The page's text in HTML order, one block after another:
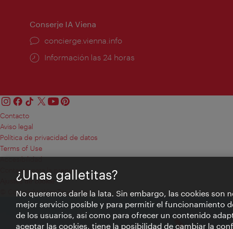
Conserje IA Viena
concierge.vienna.info
Información las 24 horas
Contacto
Aviso legal
Política de privacidad de datos
Terms of Use
Accesibilidad
Contacto para la prensa
Ajustes de cookie
© Copyright WienTourismus
¿Unas galletitas?
No queremos darle la lata. Sin embargo, las cookies son
mejor servicio posible y para permitir el funcionamiento
de los usuarios, así como para ofrecer un contenido
aceptar las cookies, tiene la posibilidad de cambiar la